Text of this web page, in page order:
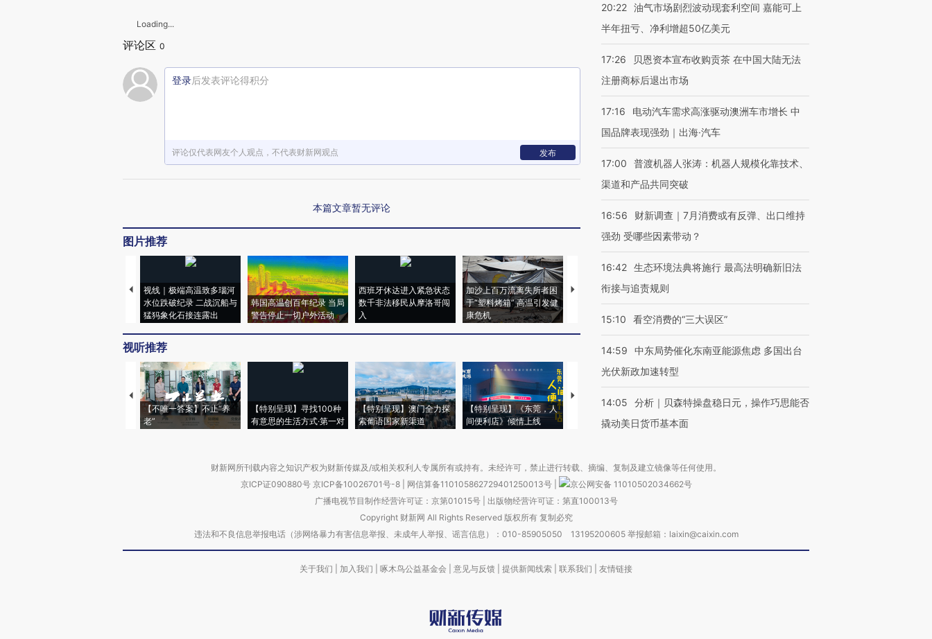
Loading...
评论区 0
登录后发表评论得积分
评论仅代表网友个人观点，不代表财新网观点 发布
本篇文章暂无评论
图片推荐
视线｜极端高温致多瑙河
水位跌破纪录 二战沉船与
猛犸象化石接连露出
韩国高温创百年纪录 当局
警告停止一切户外活动
西班牙休达进入紧急状态
数千非法移民从摩洛哥闯
入
加沙上百万流离失所者困
于“塑料烤箱” 高温引发健
康危机
视线｜HYROX的吸金
术：是什么让中产们甘
心“花钱找虐”？
粒摇头丸 尿检体内含3种
毒品
度Z世代 用街头抗争将教
视听推荐
【不唯一答案】不止“养
老”
【特别呈现】寻找100种
有意思的生活方式·第一对
【特别呈现】澳门全力探
索葡语国家新渠道
【特别呈现】《东莞，人
间便利店》倾情上线
【推广】走进第四届链博
会，让数智科技“链”接产
【特别呈现】寻找100种
有意思的生活方式·第三对
【商旅对话】华住集团
CFO：不靠规模取胜，华
20:22 油气市场剧烈波动现套利空间 嘉能可上
半年扭亏、净利增超50亿美元
17:26
贝恩资本宣布收购贡茶 在中国大陆无法
注册商标后退出市场
17:16
电动汽车需求高涨驱动澳洲车市增长 中
国品牌表现强劲｜出海·汽车
17:00
普渡机器人张涛：机器人规模化靠技术、
渠道和产品共同突破
16:56
财新调查｜7月消费或有反弹、出口维持
强劲 受哪些因素带动？
16:42 生态环境法典将施行 最高法明确新旧法
衔接与追责规则
15:10 看空消费的“三大误区”
14:59
中东局势催化东南亚能源焦虑 多国出台
光伏新政加速转型
14:05
分析｜贝森特操盘稳日元，操作巧思能否
撬动美日货币基本面
财新网所刊载内容之知识产权为财新传媒及/或相关权利人专属所有或持有。未经许可，禁止进行转载、摘编、复制及建立镜像等任何使用。
京ICP证090880号 京ICP备10026701号-8 网信算备110105862729401250013号
京公网安备 11010502034662号
广播电视节目制作经营许可证：京第01015号| 出版物经营许可证：第直100013号
Copyright 财新网 All Rights Reserved 版权所有 复制必究
违法和不良信息举报电话（涉网络暴力有害信息举报、未成年人举报、谣言信息）：010-85905050 13195200605 举报邮箱：laixin@caixin.com
关于我们 加入我们 啄木鸟公益基金会 意见与反馈 提供新闻线索 联系我们 友情链接